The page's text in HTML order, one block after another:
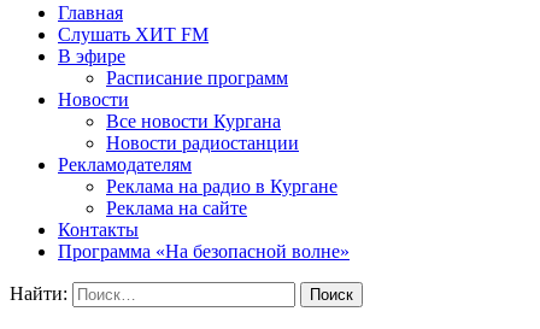
Главная
Слушать ХИТ FM
В эфире
Расписание программ
Новости
Все новости Кургана
Новости радиостанции
Рекламодателям
Реклама на радио в Кургане
Реклама на сайте
Контакты
Программа «На безопасной волне»
Найти: